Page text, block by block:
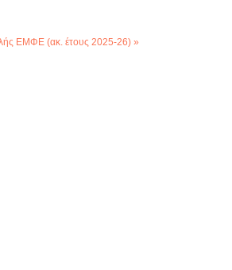
ΕΜΦΕ (ακ. έτους 2025-26) »